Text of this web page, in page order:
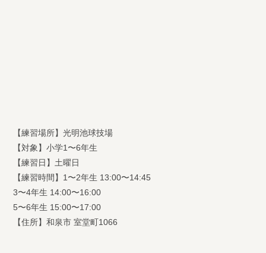
【練習場所】光明池球技場
【対象】小学1〜6年生
【練習日】土曜日
【練習時間】1〜2年生 13:00〜14:45
3〜4年生 14:00〜16:00
5〜6年生 15:00〜17:00
【住所】和泉市 室堂町1066